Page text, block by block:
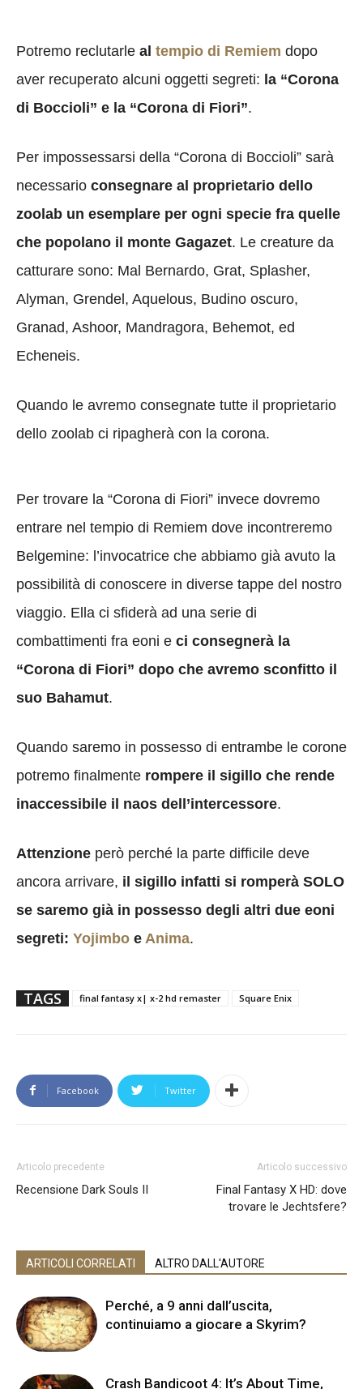
Potremo reclutarle al tempio di Remiem dopo
aver recuperato alcuni oggetti segreti: la “Corona
di Boccioli” e la “Corona di Fiori”.
Per impossessarsi della “Corona di Boccioli” sarà
necessario consegnare al proprietario dello
zoolab un esemplare per ogni specie fra quelle
che popolano il monte Gagazet. Le creature da
catturare sono: Mal Bernardo, Grat, Splasher,
Alyman, Grendel, Aquelous, Budino oscuro,
Granad, Ashoor, Mandragora, Behemot, ed
Echeneis.
Quando le avremo consegnate tutte il proprietario
dello zoolab ci ripagherà con la corona.
Per trovare la “Corona di Fiori” invece dovremo
entrare nel tempio di Remiem dove incontreremo
Belgemine: l’invocatrice che abbiamo già avuto la
possibilità di conoscere in diverse tappe del nostro
viaggio. Ella ci sfiderà ad una serie di
combattimenti fra eoni e ci consegnerà la
“Corona di Fiori” dopo che avremo sconfitto il
suo Bahamut.
Quando saremo in possesso di entrambe le corone
potremo finalmente rompere il sigillo che rende
inaccessibile il naos dell’intercessore.
Attenzione però perché la parte difficile deve
ancora arrivare, il sigillo infatti si romperà SOLO
se saremo già in possesso degli altri due eoni
segreti: Yojimbo e Anima.
TAGS final fantasy x| x-2 hd remaster Square Enix
Facebook Twitter
Articolo precedente
Recensione Dark Souls II
Articolo successivo
Final Fantasy X HD: dove
trovare le Jechtsfere?
ARTICOLI CORRELATI ALTRO DALL'AUTORE
Perché, a 9 anni dall’uscita,
continuiamo a giocare a Skyrim?
Crash Bandicoot 4: It’s About Time,